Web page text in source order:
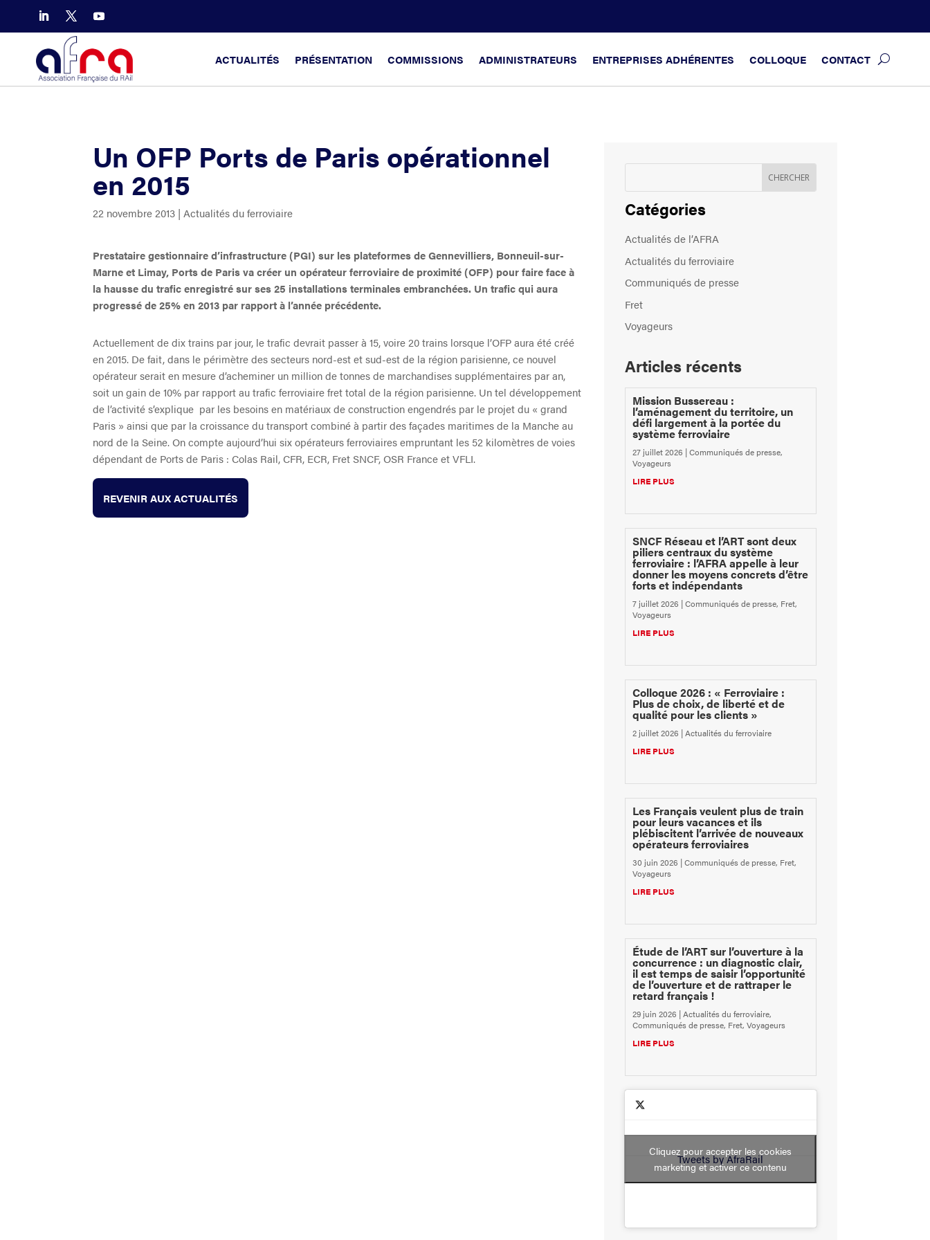
ACTUALITÉS PRÉSENTATION COMMISSIONS ADMINISTRATEURS ENTREPRISES ADHÉRENTES COLLOQUE CONTACT
Un OFP Ports de Paris opérationnel
en 2015
22 novembre 2013 | Actualités du ferroviaire
Prestataire gestionnaire d’infrastructure (PGI) sur les plateformes de Gennevilliers, Bonneuil-sur-
Marne et Limay, Ports de Paris va créer un opérateur ferroviaire de proximité (OFP) pour faire face à
la hausse du trafic enregistré sur ses 25 installations terminales embranchées. Un trafic qui aura
progressé de 25% en 2013 par rapport à l’année précédente.
Actuellement de dix trains par jour, le trafic devrait passer à 15, voire 20 trains lorsque l’OFP aura été créé
en 2015. De fait, dans le périmètre des secteurs nord-est et sud-est de la région parisienne, ce nouvel
opérateur serait en mesure d’acheminer un million de tonnes de marchandises supplémentaires par an,
soit un gain de 10% par rapport au trafic ferroviaire fret total de la région parisienne. Un tel développement
de l’activité s’explique par les besoins en matériaux de construction engendrés par le projet du « grand
Paris » ainsi que par la croissance du transport combiné à partir des façades maritimes de la Manche au
nord de la Seine. On compte aujourd’hui six opérateurs ferroviaires empruntant les 52 kilomètres de voies
dépendant de Ports de Paris : Colas Rail, CFR, ECR, Fret SNCF, OSR France et VFLI.
REVENIR AUX ACTUALITÉS
Catégories
Actualités de l’AFRA
Actualités du ferroviaire
Communiqués de presse
Fret
Voyageurs
Articles récents
Mission Bussereau :
l’aménagement du territoire, un
défi largement à la portée du
système ferroviaire
27 juillet 2026 |Communiqués de presse,
Voyageurs
LIRE PLUS
SNCF Réseau et l’ART sont deux
piliers centraux du système
ferroviaire : l’AFRA appelle à leur
donner les moyens concrets d’être
forts et indépendants
7 juillet 2026 |Communiqués de presse, Fret,
Voyageurs
LIRE PLUS
Colloque 2026 : « Ferroviaire :
Plus de choix, de liberté et de
qualité pour les clients »
2 juillet 2026 |Actualités du ferroviaire
LIRE PLUS
Les Français veulent plus de train
pour leurs vacances et ils
plébiscitent l’arrivée de nouveaux
opérateurs ferroviaires
30 juin 2026 |Communiqués de presse, Fret,
Voyageurs
LIRE PLUS
Étude de l’ART sur l’ouverture à la
concurrence : un diagnostic clair,
il est temps de saisir l’opportunité
de l’ouverture et de rattraper le
retard français !
29 juin 2026 |Actualités du ferroviaire,
Communiqués de presse, Fret, Voyageurs
LIRE PLUS
Tweets by AfraRail
Cliquez pour accepter les cookies
marketing et activer ce contenu